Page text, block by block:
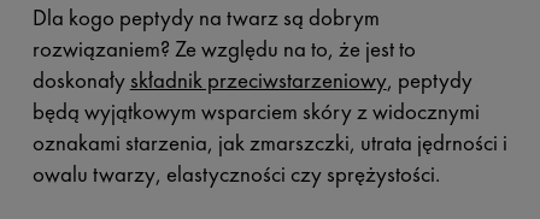
Dla kogo peptydy na twarz są dobrym
rozwiązaniem? Ze względu na to, że jest to
doskonały składnik przeciwstarzeniowy, peptydy
będą wyjątkowym wsparciem skóry z widocznymi
oznakami starzenia, jak zmarszczki, utrata jędrności i
owalu twarzy, elastyczności czy sprężystości.